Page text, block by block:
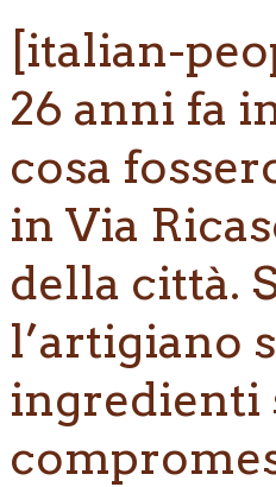
[italian-
26 anni fa
cosa
in Via
della città.
l’artigiano
ingredienti